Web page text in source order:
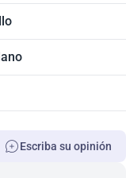
Escriba su opinión